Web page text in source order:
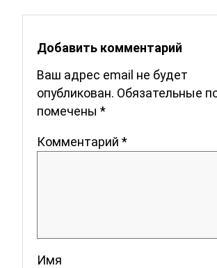
Добавить комментарий
Ваш адрес email не будет
опубликован. Обязательные
помечены *
Комментарий *
Имя